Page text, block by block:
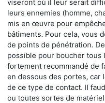
viseront où il leur serait
leurs ennemies (homme,
mis en œuvre pour
bâtiments. Pour cela, vous
de points de pénétration.
possible pour boucher
fortement recommandé de
en dessous des portes, car
de ce type de contact. Il
ou toutes sortes de